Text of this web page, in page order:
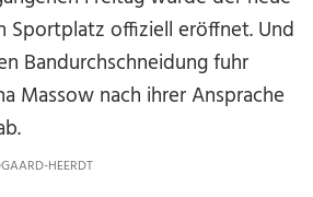
Sportplatz offiziell eröffnet. Und
Bandurchschneidung fuhr
Massow nach ihrer Ansprache
HEERDT